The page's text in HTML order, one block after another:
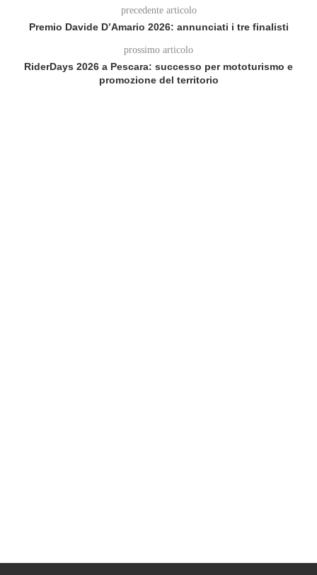
precedente articolo
Premio Davide D’Amario 2026: annunciati i tre finalisti
prossimo articolo
RiderDays 2026 a Pescara: successo per mototurismo e
promozione del territorio